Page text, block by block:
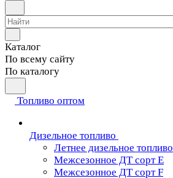
Каталог
По всему сайту
По каталогу
Топливо оптом
Дизельное топливо
Летнее дизельное топливо
Межсезонное ДТ сорт Е
Межсезонное ДТ сорт F